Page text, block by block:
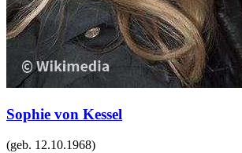
Sophie von Kessel
(geb. 12.10.1968)